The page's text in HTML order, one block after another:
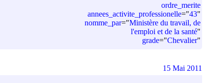
ordre_merite
annees_activite_professionelle="43"
nomme_par="Ministère du travail, de
l'emploi et de la santé"
grade="Chevalier"
15 Mai 2011